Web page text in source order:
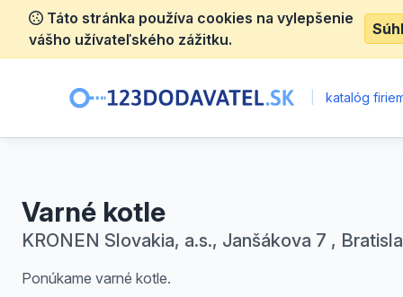
Táto stránka používa cookies na vylepšenie
vášho užívateľského zážitku.
katalóg
Varné kotle
KRONEN Slovakia, a.s., Janšákova 7 ,
Ponúkame varné kotle.